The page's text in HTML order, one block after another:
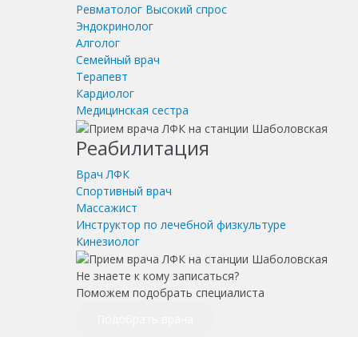
Ревматолог Высокий спрос
Эндокринолог
Алголог
Семейный врач
Терапевт
Кардиолог
Медицинская сестра
Реабилитация
Врач ЛФК
Спортивный врач
Массажист
Инструктор по лечебной физкультуре
Кинезиолог
Не знаете к кому записаться?
Поможем подобрать специалиста